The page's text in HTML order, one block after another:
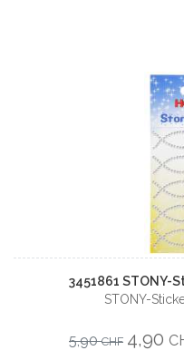
3451861 STONY-
STONY-
5,90CHF 4,90